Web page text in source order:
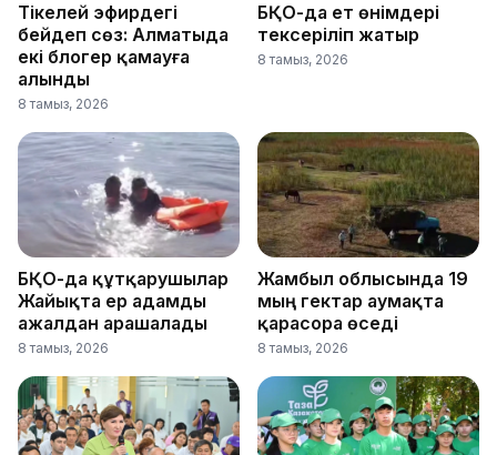
Тікелей эфирдегі
бейәдеп сөз: Алматыда
екі блогер қамауға
алынды
8 тамыз, 2026
БҚО-да ет өнімдері
тексеріліп жатыр
8 тамыз, 2026
БҚО-да құтқарушылар
Жайықта ер адамды
ажалдан арашалады
8 тамыз, 2026
Жамбыл облысында 19
мың гектар аумақта
қарасора өседі
8 тамыз, 2026